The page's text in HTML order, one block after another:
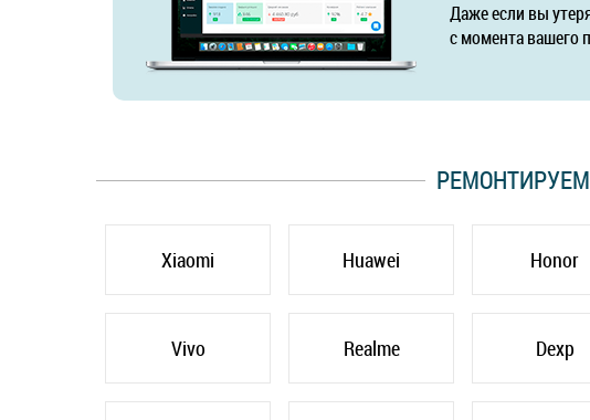
Даже если вы
с момента вашего
Xiaomi Huawei Honor
Vivo Realme Dexp